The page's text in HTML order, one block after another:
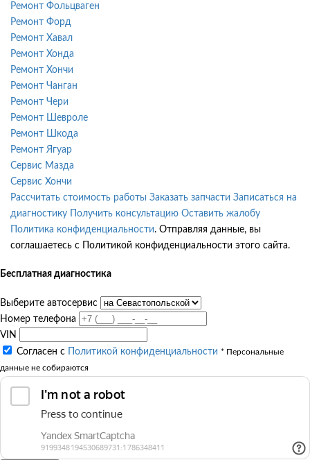
Ремонт Фольцваген
Ремонт Форд
Ремонт Хавал
Ремонт Хонда
Ремонт Хончи
Ремонт Чанган
Ремонт Чери
Ремонт Шевроле
Ремонт Шкода
Ремонт Ягуар
Сервис Мазда
Сервис Хончи
Рассчитать стоимость работы Заказать запчасти Записаться на
диагностику
Получить консультацию Оставить жалобу
Политика конфиденциальности. Отправляя данные, вы
соглашаетесь с Политикой конфиденциальности этого сайта.
Бесплатная диагностика
Выберите автосервис
Номер телефона
VIN
Согласен с
Политикой конфиденциальности * Персональные
данные не собираются